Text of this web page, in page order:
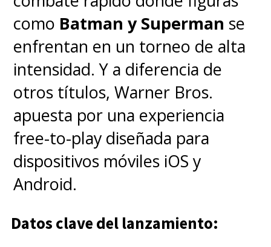
historia nos presenta a "Black
Adam" siendo liberado de su
tumba terrenal listo para
desatar su forma única de
justicia en el mundo moderno.
Su camino lo lleva a cruzarse con
los héroes de la"Justice
Society of America" (JSA)
enfrentando aPierce Brosnan
como Batman y Superman se
enfrentan en un torneo de alta
intensidad. Y a diferencia de
otros títulos, Warner Bros.
apuesta por una experiencia
free-to-play diseñada para
dispositivos móviles iOS y
Android.
Datos clave del lanzamiento: